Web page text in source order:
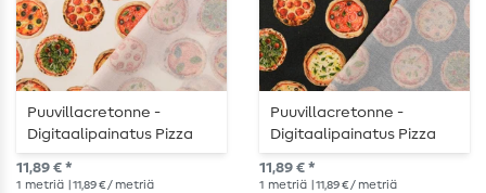
Puuvillacretonne -
Digitaalipainatus Pizza
Valkoinen
11,89 € *
1 metriä | 11,89 € / metriä
Puuvillacretonne -
Digitaalipainatus Pizza
Musta
11,89 € *
1 metriä | 11,89 € / metriä